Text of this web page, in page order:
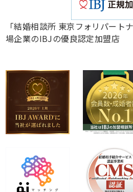
「結婚相談所 東京フォリパート
場企業のIBJの優良認定加盟店